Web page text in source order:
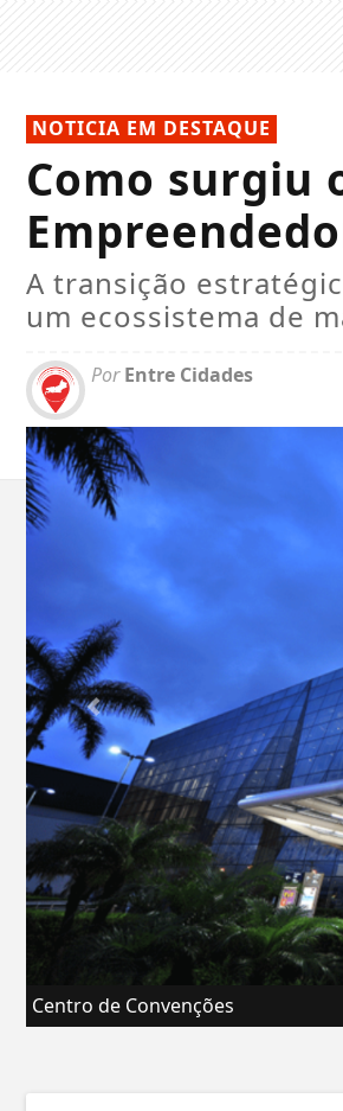
NOTICIA EM DESTAQUE
Como surgiu
A transição
um ecossistema de
PorEntre Cidades
Centro de Convenções